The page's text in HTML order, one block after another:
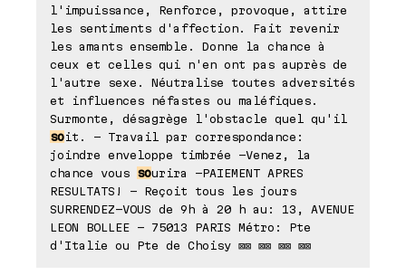
l'impuissance, Renforce, provoque, attire
les sentiments d'affection. Fait revenir
les amants ensemble. Donne la chance à
ceux et celles qui n'en ont pas auprès de
l'autre sexe. Néutralise toutes adversités
et influences néfastes ou maléfiques.
Surmonte, désagrège l'obstacle quel qu'il
soit. - Travail par correspondance:
joindre enveloppe timbrée -Venez, la
chance vous sourira -PAIEMENT APRES
RESULTATS! - Reçoit tous les jours
SURRENDEZ-VOUS de 9h à 20 h au: 13, AVENUE
LEON BOLLEE - 75013 PARIS Métro: Pte
d'Italie ou Pte de Choisy ⊠⊠ ⊠⊠ ⊠⊠ ⊠⊠